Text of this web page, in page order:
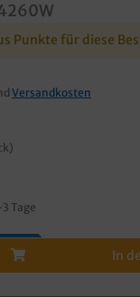
Punkte für diese
Versandkosten
Tage
In